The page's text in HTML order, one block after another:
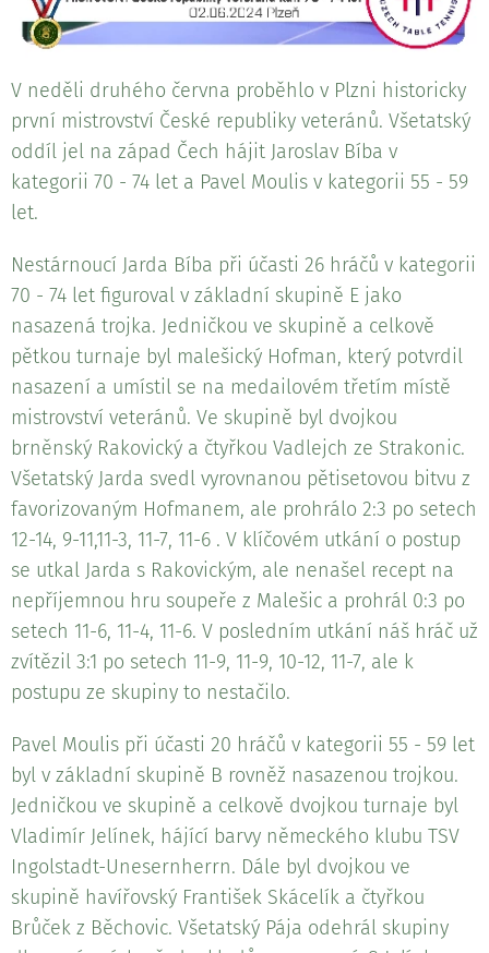
V neděli druhého června proběhlo v Plzni historicky
první mistrovství České republiky veteránů. Všetatský
oddíl jel na západ Čech hájit Jaroslav Bíba v
kategorii 70 - 74 let a Pavel Moulis v kategorii 55 - 59
let.
Nestárnoucí Jarda Bíba při účasti 26 hráčů v kategorii
70 - 74 let figuroval v základní skupině E jako
nasazená trojka. Jedničkou ve skupině a celkově
pětkou turnaje byl malešický Hofman, který potvrdil
nasazení a umístil se na medailovém třetím místě
mistrovství veteránů. Ve skupině byl dvojkou
brněnský Rakovický a čtyřkou Vadlejch ze Strakonic.
Všetatský Jarda svedl vyrovnanou pětisetovou bitvu z
favorizovaným Hofmanem, ale prohrálo 2:3 po setech
12-14, 9-11,11-3, 11-7, 11-6 . V klíčovém utkání o postup
se utkal Jarda s Rakovickým, ale nenašel recept na
nepříjemnou hru soupeře z Malešic a prohrál 0:3 po
setech 11-6, 11-4, 11-6. V posledním utkání náš hráč už
zvítězil 3:1 po setech 11-9, 11-9, 10-12, 11-7, ale k
postupu ze skupiny to nestačilo.
Pavel Moulis při účasti 20 hráčů v kategorii 55 - 59 let
byl v základní skupině B rovněž nasazenou trojkou.
Jedničkou ve skupině a celkově dvojkou turnaje byl
Vladimír Jelínek, hájící barvy německého klubu TSV
Ingolstadt-Unesernherrn. Dále byl dvojkou ve
skupině havířovský František Skácelík a čtyřkou
Brůček z Běchovic. Všetatský Pája odehrál skupiny